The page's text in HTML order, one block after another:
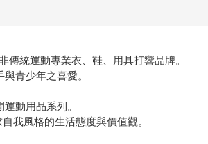
統運動專業衣、鞋、用具打響品牌。
青少年之喜愛。
動用品系列。
我風格的生活態度與價值觀。